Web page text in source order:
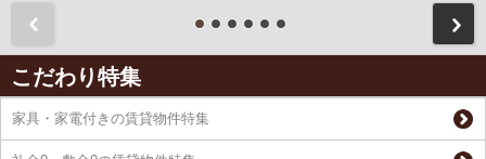
こだわり特集
家具・家電付きの賃貸物件特集